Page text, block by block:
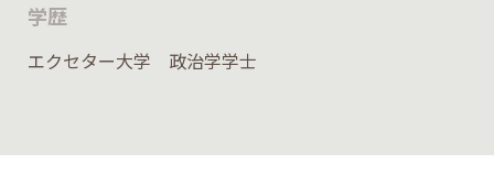
学歴
エクセター大学 政治学学士